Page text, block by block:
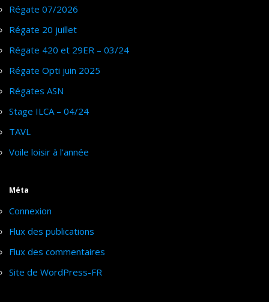
Régate 07/2026
Régate 20 juillet
Régate 420 et 29ER – 03/24
Régate Opti juin 2025
Régates ASN
Stage ILCA – 04/24
TAVL
Voile loisir à l'année
Méta
Connexion
Flux des publications
Flux des commentaires
Site de WordPress-FR